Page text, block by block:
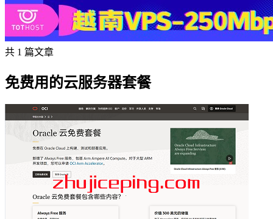
共 1 篇文章
免费用的云服务器套餐